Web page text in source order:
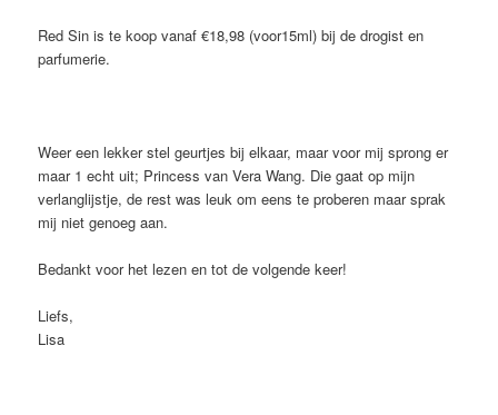
Red Sin is te koop vanaf €18,98 (voor15ml) bij de drogist en
parfumerie.
Weer een lekker stel geurtjes bij elkaar, maar voor mij sprong er
maar 1 echt uit; Princess van Vera Wang. Die gaat op mijn
verlanglijstje, de rest was leuk om eens te proberen maar sprak
mij niet genoeg aan.
Bedankt voor het lezen en tot de volgende keer!
Liefs,
Lisa